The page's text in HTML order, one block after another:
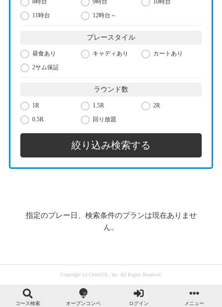
11時台
12時台～
プレースタイル
昼食あり キャディあり
カートあり
2サム保証
ラウンド数
1R 1.5R
2R
0.5R
回り放題
指定のプレー日、検索条件のプランは現在ありませ
ん。
Copyright (c) ChoiGOL, Inc. All Rights Reserved.
コース検索 オープンコンペ ログイン メニュー